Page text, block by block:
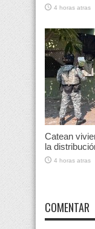
4 horas atras
Catean
la
4 horas atras
COMENTAR